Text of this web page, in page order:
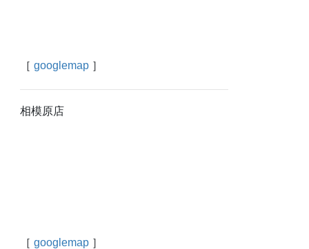
［googlemap ］
相模原店
［googlemap ］